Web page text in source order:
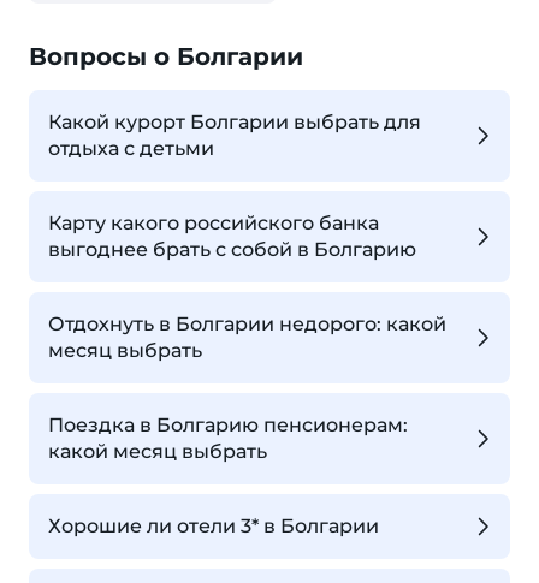
Вопросы о Болгарии
Какой курорт Болгарии выбрать для
отдыха с детьми
Карту какого российского банка
выгоднее брать с собой в Болгарию
Отдохнуть в Болгарии недорого: какой
месяц выбрать
Поездка в Болгарию пенсионерам:
какой месяц выбрать
Хорошие ли отели 3* в Болгарии